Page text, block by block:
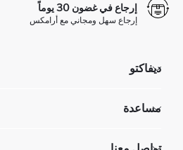
إرجاع في غضون 30 يوماً
إرجاع سهل ومجاني مع أرامكس
ديفاكتو
تعرف علينا
مساعدة